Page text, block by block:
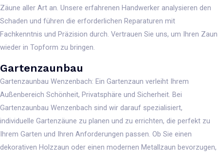
Zäune aller Art an. Unsere erfahrenen Handwerker analysieren den
Schaden und führen die erforderlichen Reparaturen mit
Fachkenntnis und Präzision durch. Vertrauen Sie uns, um Ihren Zaun
wieder in Topform zu bringen.
Gartenzaunbau
Gartenzaunbau Wenzenbach: Ein Gartenzaun verleiht Ihrem
Außenbereich Schönheit, Privatsphäre und Sicherheit. Bei
Gartenzaunbau Wenzenbach sind wir darauf spezialisiert,
individuelle Gartenzäune zu planen und zu errichten, die perfekt zu
Ihrem Garten und Ihren Anforderungen passen. Ob Sie einen
dekorativen Holzzaun oder einen modernen Metallzaun bevorzugen,